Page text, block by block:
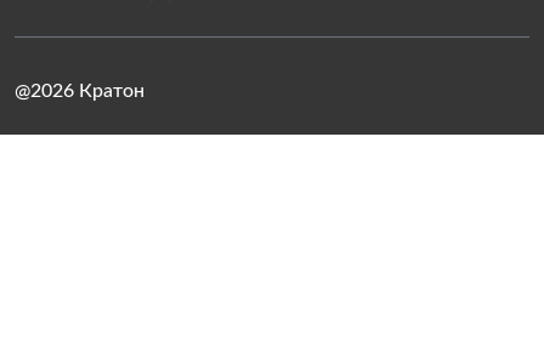
@2026 Кратон